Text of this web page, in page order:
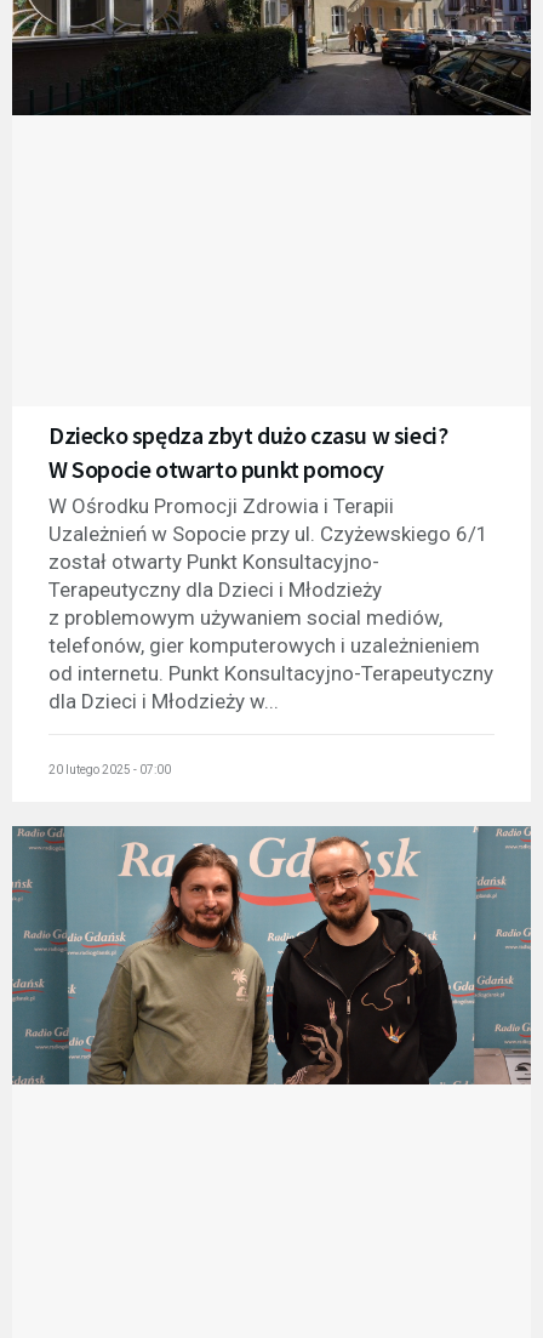
Dziecko spędza zbyt dużo czasu w sieci?
W Sopocie otwarto punkt pomocy
W Ośrodku Promocji Zdrowia i Terapii
Uzależnień w Sopocie przy ul. Czyżewskiego 6/1
został otwarty Punkt Konsultacyjno-
Terapeutyczny dla Dzieci i Młodzieży
z problemowym używaniem social mediów,
telefonów, gier komputerowych i uzależnieniem
od internetu. Punkt Konsultacyjno-Terapeutyczny
dla Dzieci i Młodzieży w...
20 lutego 2025 - 07:00